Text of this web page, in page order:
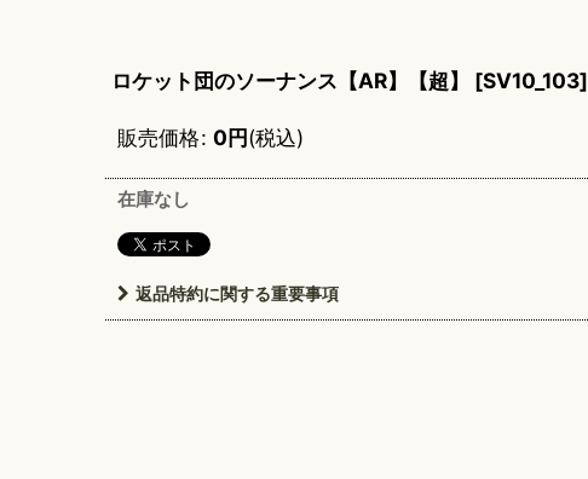
ロケット団のソーナンス【AR】【超】 [SV10_103]
販売価格: 0円(税込)
在庫なし
返品特約に関する重要事項